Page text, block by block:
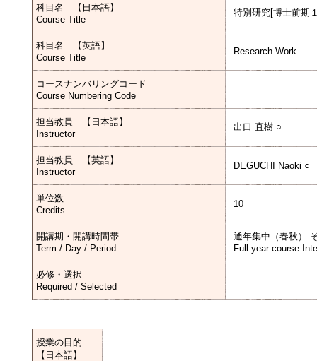
科目名 【日本語】
Course Title
特別研究[博士前期
科目名 【英語】
Course Title
Research Work
コースナンバリングコード
Course Numbering Code
担当教員 【日本語】
Instructor
出口 直樹 ○
担当教員 【英語】
Instructor
DEGUCHI Naoki ○
単位数
Credits
10
開講期・開講時間帯
Term / Day / Period
通年集中（春秋）
Full-year course
必修・選択
Required / Selected
授業の目的
【日本語】